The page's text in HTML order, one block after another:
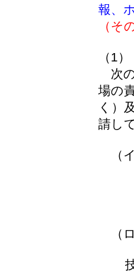
報、
（そ
（1
次の
場の
く）
請し
（イ
（ロ